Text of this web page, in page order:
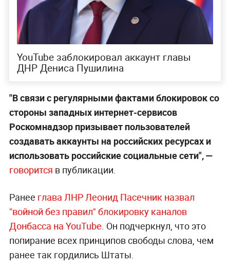
YouTube заблокировал аккаунт главы
ДНР Дениса Пушилина
"В связи с регулярными фактами блокировок со
стороны западных интернет-сервисов
Роскомнадзор призывает пользователей
создавать аккаунты на российских ресурсах и
использовать российские социальные сети",—
говорится в публикации.
Ранее глава ЛНР Леонид Пасечник назвал
"войной без правил" блокировку каналов
Донбасса на YouTube. Он подчеркнул, что это
попирание всех принципов свободы слова, чем
ранее так гордились Штаты.